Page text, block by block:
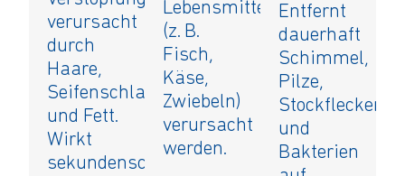
verursacht
durch
Haare,
Seifenschlamm
und Fett.
Wirkt
sekundenschnell.
Lebensmittel
(z. B.
Fisch,
Käse,
Zwiebeln)
verursacht
werden.
Entfernt
dauerhaft
Schimmel,
Pilze,
Stockflecken
und
Bakterien